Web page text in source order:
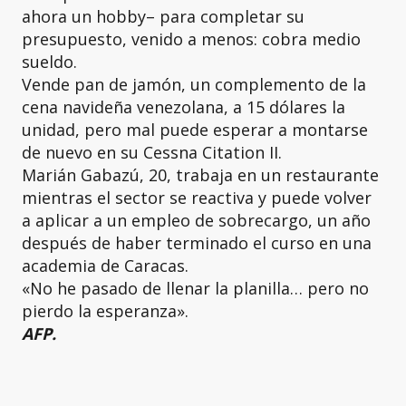
ahora un hobby– para completar su
presupuesto, venido a menos: cobra medio
sueldo.
Vende pan de jamón, un complemento de la
cena navideña venezolana, a 15 dólares la
unidad, pero mal puede esperar a montarse
de nuevo en su Cessna Citation II.
Marián Gabazú, 20, trabaja en un restaurante
mientras el sector se reactiva y puede volver
a aplicar a un empleo de sobrecargo, un año
después de haber terminado el curso en una
academia de Caracas.
«No he pasado de llenar la planilla… pero no
pierdo la esperanza».
AFP.